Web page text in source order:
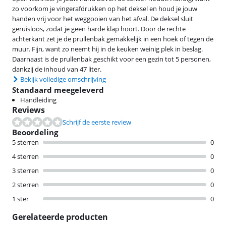
zo voorkom je vingerafdrukken op het deksel en houd je jouw
handen vrij voor het weggooien van het afval. De deksel sluit
geruisloos, zodat je geen harde klap hoort. Door de rechte
achterkant zet je de prullenbak gemakkelijk in een hoek of tegen de
muur. Fijn, want zo neemt hij in de keuken weinig plek in beslag.
Daarnaast is de prullenbak geschikt voor een gezin tot 5 personen,
dankzij de inhoud van 47 liter.
Bekijk volledige omschrijving
Standaard meegeleverd
Handleiding
Reviews
Schrijf de eerste review
Beoordeling
5 sterren
0
4 sterren
0
3 sterren
0
2 sterren
0
1 ster
0
Gerelateerde producten